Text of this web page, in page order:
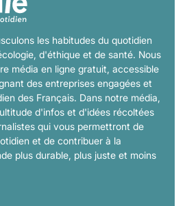
les habitudes du quotidien
d'éthique et de santé. Nous
média en ligne gratuit, accessible
des entreprises engagées et
des Français. Dans notre média,
d'infos et d'idées récoltées
qui vous permettront de
et de contribuer à la
plus durable, plus juste et moins